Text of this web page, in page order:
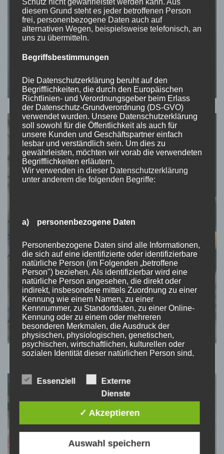
diesem Grund steht es jeder betroffenen Person
frei, personenbezogene Daten auch auf
alternativen Wegen, beispielsweise telefonisch, an
uns zu übermitteln.
Begriffsbestimmungen
Die Datenschutzerklärung beruht auf den
Begrifflichkeiten, die durch den Europäischen
Richtlinien- und Verordnungsgeber beim Erlass
der Datenschutz-Grundverordnung (DS-GVO)
verwendet wurden. Unsere Datenschutzerklärung
soll sowohl für die Öffentlichkeit als auch für
unsere Kunden und Geschäftspartner einfach
lesbar und verständlich sein. Um dies zu
gewährleisten, möchten wir vorab die verwendeten
Begrifflichkeiten erläutern.
Wir verwenden in dieser Datenschutzerklärung
unter anderem die folgenden Begriffe:
a) personenbezogene Daten
Personenbezogene Daten sind alle Informationen,
die sich auf eine identifizierte oder identifizierbare
natürliche Person (im Folgenden „betroffene
Person") beziehen. Als identifizierbar wird eine
natürliche Person angesehen, die direkt oder
indirekt, insbesondere mittels Zuordnung zu einer
Kennung wie einem Namen, zu einer
Kennnummer, zu Standortdaten, zu einer Online-
Kennung oder zu einem oder mehreren
besonderen Merkmalen, die Ausdruck der
physischen, physiologischen, genetischen,
psychischen, wirtschaftlichen, kulturellen oder
sozialen Identität dieser natürlichen Person sind,
b) betroffene Person
identifizierbare natürliche Person, deren
personenbezogene Daten von dem für die
Verarbeitung Verantwortlichen verarbeitet werden.
Essenziell
Externe
Dienste
✓ Akzeptieren
Auswahl speichern